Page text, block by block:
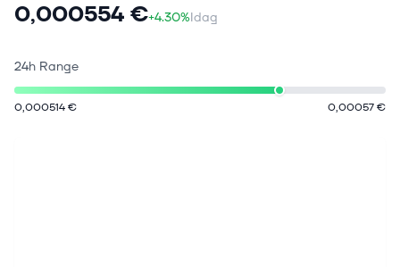
0,000554 €+4.30%Idag
24h Range
0,000514 € 0,00057 €